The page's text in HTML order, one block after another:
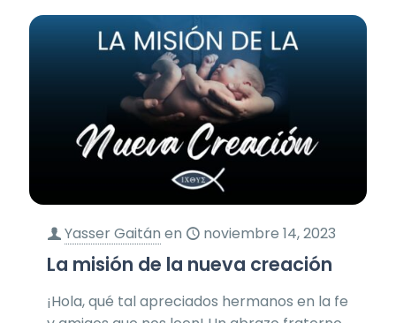
Yasser Gaitán en noviembre 14, 2023
La misión de la nueva creación
¡Hola, qué tal apreciados hermanos en la fe